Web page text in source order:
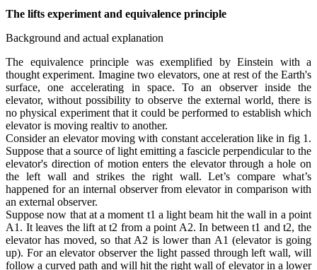
The lifts experiment and equivalence principle
Background and actual explanation
The equivalence principle was exemplified by Einstein with a
thought experiment. Imagine two elevators, one at rest of the Earth's
surface, one accelerating in space. To an observer inside the
elevator, without possibility to observe the external world, there is
no physical experiment that it could be performed to establish which
elevator is moving realtiv to another.
Consider an elevator moving with constant acceleration like in fig 1.
Suppose that a source of light emitting a fascicle perpendicular to the
elevator's direction of motion enters the elevator through a hole on
the left wall and strikes the right wall. Let’s compare what’s
happened for an internal observer from elevator in comparison with
an external observer.
Suppose now that at a moment t1 a light beam hit the wall in a point
A1. It leaves the lift at t2 from a point A2. In between t1 and t2, the
elevator has moved, so that A2 is lower than A1 (elevator is going
up). For an elevator observer the light passed through left wall, will
follow a curved path and will hit the right wall of elevator in a lower